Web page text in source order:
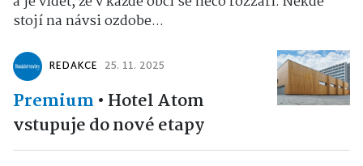
stojí na návsi ozdobe...
REDAKCE 25. 11. 2025
Premium • Hotel Atom
vstupuje do nové etapy